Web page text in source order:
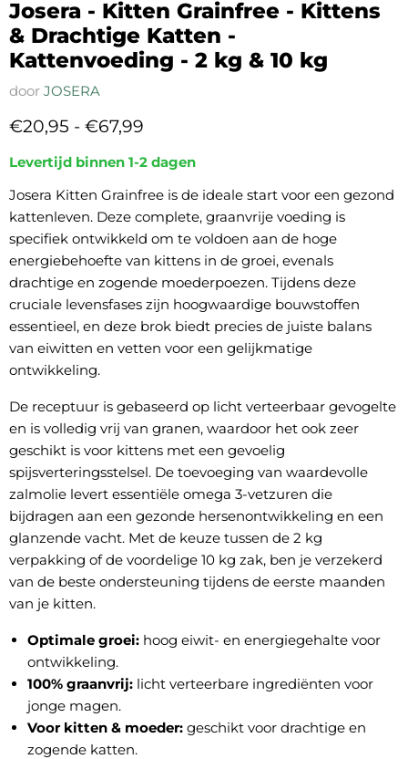
Josera - Kitten Grainfree - Kittens
& Drachtige Katten -
Kattenvoeding - 2 kg & 10 kg
door JOSERA
€20,95 - €67,99
Levertijd binnen 1-2 dagen
Josera Kitten Grainfree is de ideale start voor een gezond
kattenleven. Deze complete, graanvrije voeding is
specifiek ontwikkeld om te voldoen aan de hoge
energiebehoefte van kittens in de groei, evenals
drachtige en zogende moederpoezen. Tijdens deze
cruciale levensfases zijn hoogwaardige bouwstoffen
essentieel, en deze brok biedt precies de juiste balans
van eiwitten en vetten voor een gelijkmatige
ontwikkeling.
De receptuur is gebaseerd op licht verteerbaar gevogelte
en is volledig vrij van granen, waardoor het ook zeer
geschikt is voor kittens met een gevoelig
spijsverteringsstelsel. De toevoeging van waardevolle
zalmolie levert essentiële omega 3-vetzuren die
bijdragen aan een gezonde hersenontwikkeling en een
glanzende vacht. Met de keuze tussen de 2 kg
verpakking of de voordelige 10 kg zak, ben je verzekerd
van de beste ondersteuning tijdens de eerste maanden
van je kitten.
Optimale groei: hoog eiwit- en energiegehalte voor
ontwikkeling.
100% graanvrij: licht verteerbare ingrediënten voor
jonge magen.
Voor kitten & moeder: geschikt voor drachtige en
zogende katten.